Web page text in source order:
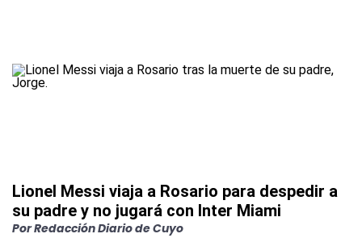
Lionel Messi viaja a Rosario para despedir a
su padre y no jugará con Inter Miami
PorRedacción Diario de Cuyo